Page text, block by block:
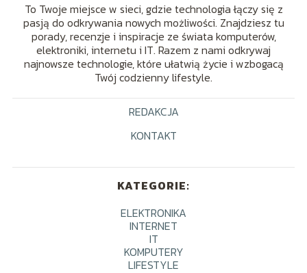
To Twoje miejsce w sieci, gdzie technologia łączy się z
pasją do odkrywania nowych możliwości. Znajdziesz tu
porady, recenzje i inspiracje ze świata komputerów,
elektroniki, internetu i IT. Razem z nami odkrywaj
najnowsze technologie, które ułatwią życie i wzbogacą
Twój codzienny lifestyle.
REDAKCJA
KONTAKT
KATEGORIE:
ELEKTRONIKA
INTERNET
IT
KOMPUTERY
LIFESTYLE